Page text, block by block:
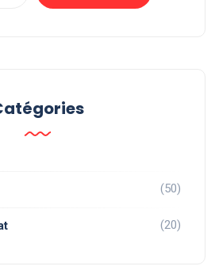
(50)
(20)